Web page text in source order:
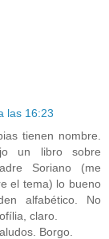
las 16:23
tienen nombre.
un libro sobre
Soriano (me
el tema) lo bueno
alfabético. No
claro.
Borgo.